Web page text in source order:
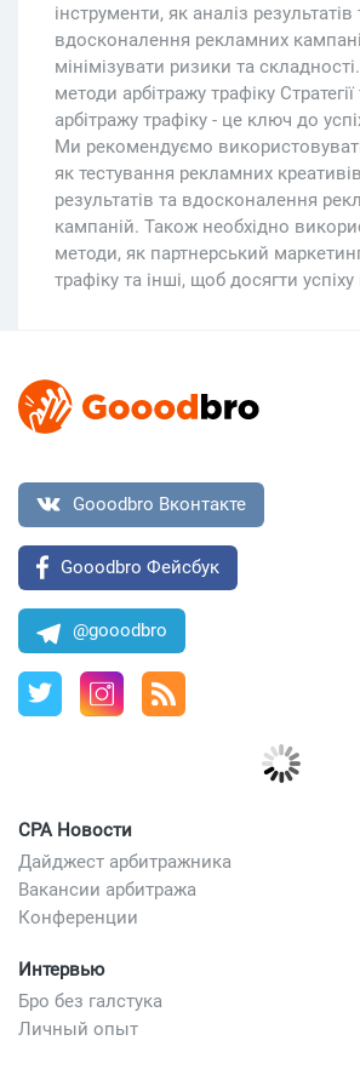
інструменти, як аналіз результатів
вдосконалення рекламних
мінімізувати ризики та складності.
методи арбітражу трафіку
арбітражу трафіку - це ключ до
Ми рекомендуємо використовувати
як тестування рекламних
результатів та вдосконалення
кампаній. Також необхідно
методи, як партнерський
трафіку та інші, щоб досягти успіху
Gooodbro Вконтакте
Gooodbro Фейсбук
@gooodbro
CPA Новости
Дайджест арбитражника
Вакансии арбитража
Конференции
Интервью
Бро без галстука
Личный опыт